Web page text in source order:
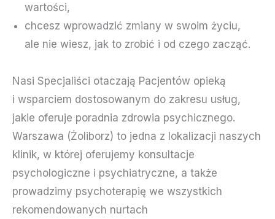
wartości,
chcesz wprowadzić zmiany w swoim życiu,
ale nie wiesz, jak to zrobić i od czego zacząć.
Nasi Specjaliści otaczają Pacjentów opieką
i wsparciem dostosowanym do zakresu usług,
jakie oferuje poradnia zdrowia psychicznego.
Warszawa (Żoliborz) to jedna z lokalizacji naszych
klinik, w której oferujemy konsultacje
psychologiczne i psychiatryczne, a także
prowadzimy psychoterapię we wszystkich
rekomendowanych nurtach